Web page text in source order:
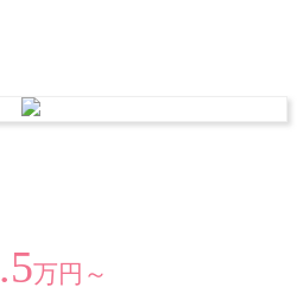
万円～